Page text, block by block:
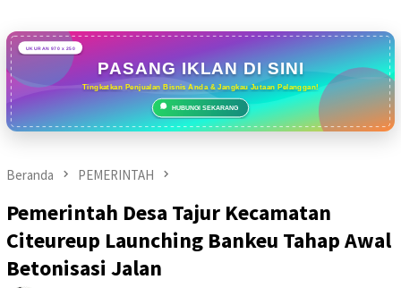
UKURAN 970 x 250
PASANG IKLAN DI SINI
Tingkatkan Penjualan Bisnis Anda & Jangkau Jutaan Pelanggan!
HUBUNGI SEKARANG
Beranda PEMERINTAH
Pemerintah Desa Tajur Kecamatan
Citeureup Launching Bankeu Tahap Awal
Betonisasi Jalan